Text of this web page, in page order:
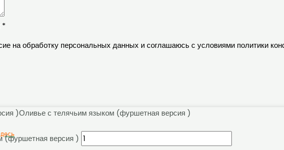
*
на обработку персональных данных и соглашаюсь с условиями политики
Оливье с телячьим языком (фуршетная версия )
(фуршетная версия )